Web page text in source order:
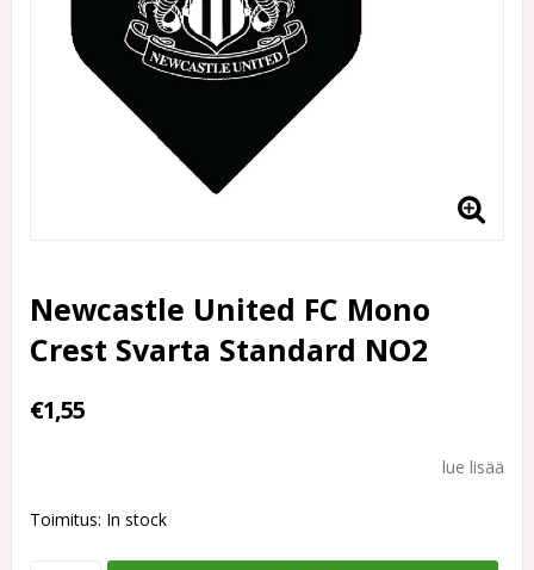
Newcastle United FC Mono
Crest Svarta Standard NO2
€1,55
lue lisää
Toimitus: In stock